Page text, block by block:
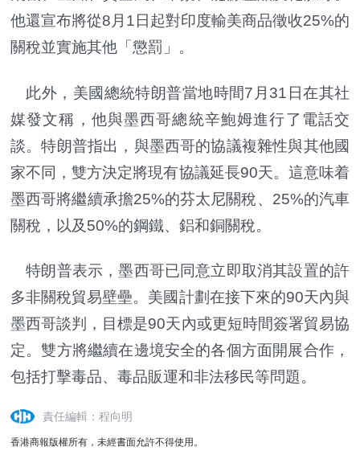
他還宣布將從8月1日起對印度輸美商品徵收25%的
關稅並實施其他「懲罰」。
此外，美國總統特朗普當地時間7月31日在其社
媒發文稱，他與墨西哥總統辛鮑姆進行了電話交
談。特朗普指出，與墨西哥的協議複雜性與其他國
家不同，雙方決定將現有協議延長90天。這意味着
墨西哥將繼續承擔25%的芬太尼關稅、25%的汽車
關稅，以及50%的鋼鐵、鋁和銅關稅。
特朗普表示，墨西哥已同意立即取消其設置的許
多非關稅貿易壁壘。美國計劃在接下來的90天內與
墨西哥談判，目標是90天內或更短時間簽署貿易協
定。雙方將繼續在邊境安全的各個方面開展合作，
包括打擊毒品、毒品販運和非法移民等問題。
責任編輯：程向明
香港商報版權所有，未經書面允許不得使用。